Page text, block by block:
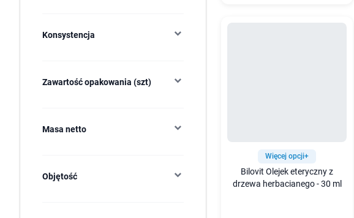
Konsystencja
Zawartość opakowania (szt)
Masa netto
Objętość
Więcej opcji+
Bilovit Olejek eteryczny z
drzewa herbacianego - 30 ml